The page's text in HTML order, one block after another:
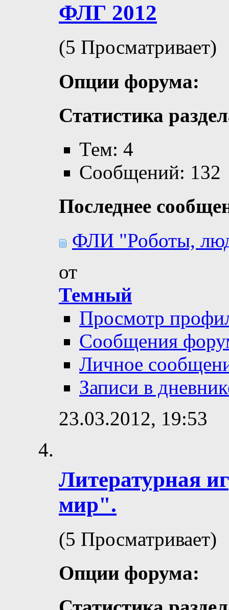
ФЛГ 2012
(5 Просматривает)
Опции форума:
Статистика
Тем: 4
Сообщений: 132
Последнее
ФЛИ "Роботы,
от
Темный
Просмотр
Сообщения
Личное
Записи в
23.03.2012, 19:53
Литературная
мир".
(5 Просматривает)
Опции форума: